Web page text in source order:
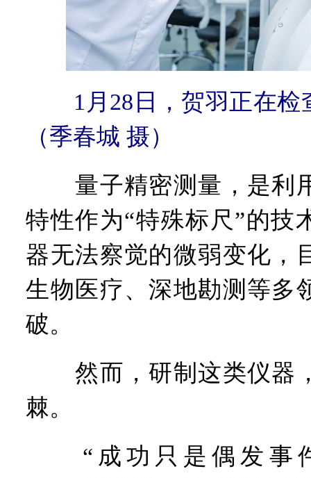
1月28日，贺羽正在
（季春城 摄）
量子精密测量，是利
特性作为“特殊标尺”的技
器无法察觉的微弱变化，
生物医疗、深地勘测等多
破。
然而，研制这类仪器
棘。
“成功只是偶发事